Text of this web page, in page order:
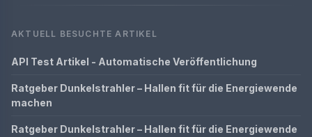
AKTUELL BESUCHTE ARTIKEL
API Test Artikel - Automatische Veröffentlichung
Ratgeber Dunkelstrahler – Hallen fit für die Energiewende
machen
Ratgeber Dunkelstrahler – Hallen fit für die Energiewende